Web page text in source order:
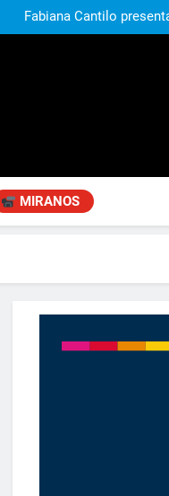
Fabiana Cantilo
la locura de la
la locura de la
MIRANOS